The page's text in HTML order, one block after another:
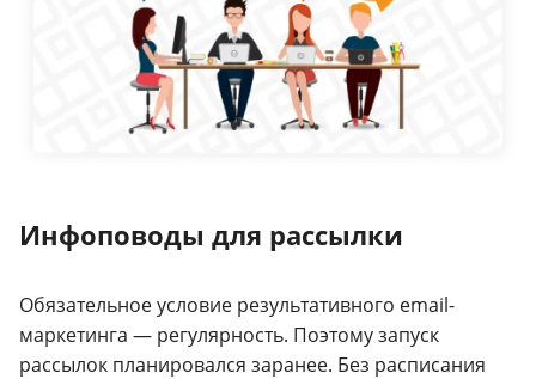
Инфоповоды для рассылки
Обязательное условие результативного email-
маркетинга — регулярность. Поэтому запуск
рассылок планировался заранее. Без расписания